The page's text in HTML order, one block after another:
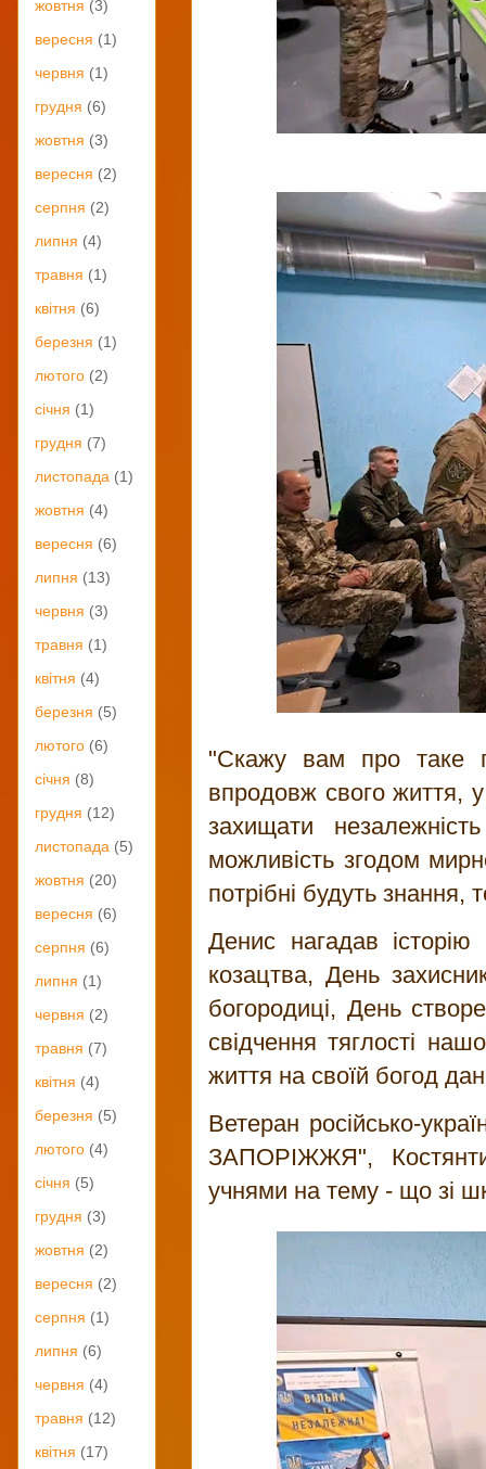
"Скажу вам про таке
впродовж свого життя,
захищати
можливість згодом
потрібні будуть
Денис нагадав
козацтва, День
богородиці, День
свідчення тяглості
життя на своїй богод
Ветеран російсько-
ЗАПОРІЖЖЯ",
учнями на тему - що зі
жовтня (3)
вересня (1)
червня (1)
грудня (6)
жовтня (3)
вересня (2)
серпня (2)
липня (4)
травня (1)
квітня (6)
березня (1)
лютого (2)
січня (1)
грудня (7)
листопада (1)
жовтня (4)
вересня (6)
липня (13)
червня (3)
травня (1)
квітня (4)
березня (5)
лютого (6)
січня (8)
грудня (12)
листопада (5)
жовтня (20)
вересня (6)
серпня (6)
липня (1)
червня (2)
травня (7)
квітня (4)
березня (5)
лютого (4)
січня (5)
грудня (3)
жовтня (2)
вересня (2)
серпня (1)
липня (6)
червня (4)
травня (12)
квітня (17)